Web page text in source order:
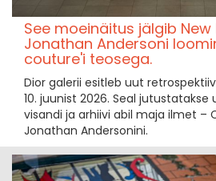
See moeinäitus jälgib New
Jonathan Andersoni
couture'i teosega.
Dior galerii esitleb uut
10. juunist 2026. Seal jutustatakse
visandi ja arhiivi abil maja ilmet –
Jonathan Andersonini.